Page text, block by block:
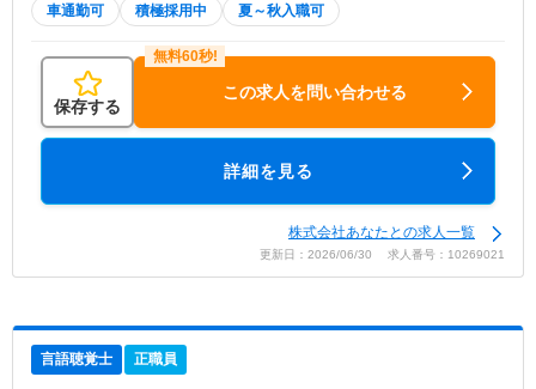
車通勤可 積極採用中 夏～秋入職可
保存する
この求人を問い合わせる
詳細を見る
株式会社あなたとの求人一覧
更新日：2026/06/30 求人番号：10269021
言語聴覚士 正職員